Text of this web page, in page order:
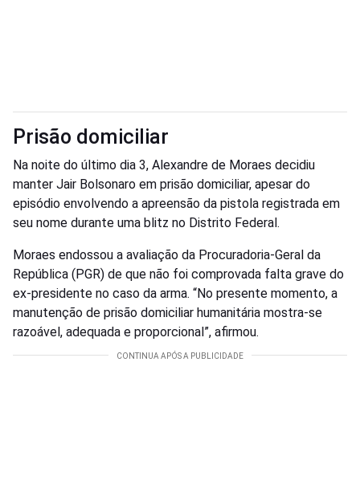
Prisão domiciliar
Na noite do último dia 3, Alexandre de Moraes decidiu
manter Jair Bolsonaro em prisão domiciliar, apesar do
episódio envolvendo a apreensão da pistola registrada em
seu nome durante uma blitz no Distrito Federal.
Moraes endossou a avaliação da Procuradoria-Geral da
República (PGR) de que não foi comprovada falta grave do
ex-presidente no caso da arma. “No presente momento, a
manutenção de prisão domiciliar humanitária mostra-se
razoável, adequada e proporcional”, afirmou.